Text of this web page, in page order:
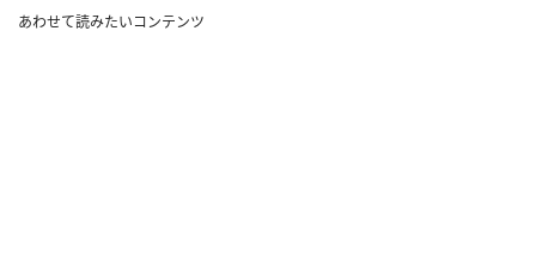
あわせて読みたいコンテンツ